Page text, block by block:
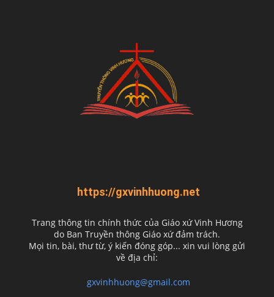
https://gxvinhhuong.net
Trang thông tin chính thức của Giáo xứ Vinh Hương
do Ban Truyền thông Giáo xứ đảm trách.
Mọi tin, bài, thư từ, ý kiến đóng góp... xin vui lòng gửi
về địa chỉ:
gxvinhhuong@gmail.com